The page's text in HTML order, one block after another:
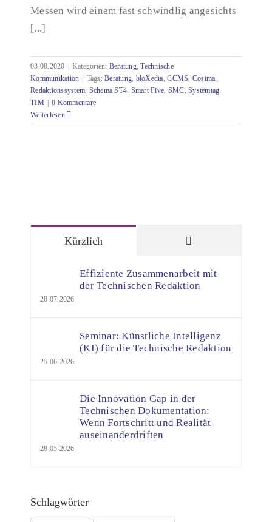
Messen wird einem fast schwindlig angesichts
[...]
03.08.2020 Kategorien: Beratung,Technische
Kommunikation
Tags:Beratung, bloXedia,CCMS, Cosima,
Redaktionssystem, Schema ST4, Smart Five, SMC,Systemtag,
TIM
0 Kommentare
Weiterlesen
Kürzlich
Effiziente Zusammenarbeit mit
der Technischen Redaktion
28.07.2026
Seminar: Künstliche Intelligenz
(KI) für die Technische Redaktion
25.06.2026
Die Innovation Gap in der
Technischen Dokumentation:
Wenn Fortschritt und Realität
auseinanderdriften
28.05.2026
Schlagwörter